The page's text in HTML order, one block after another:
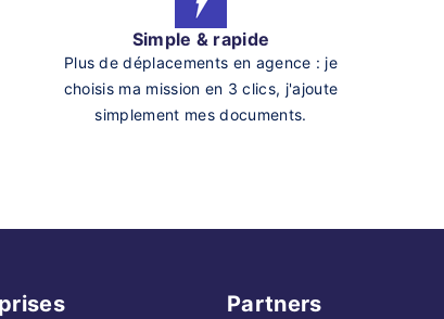
Simple & rapide
Plus de déplacements en agence : je
choisis ma mission en 3 clics, j'ajoute
simplement mes documents.
Partners